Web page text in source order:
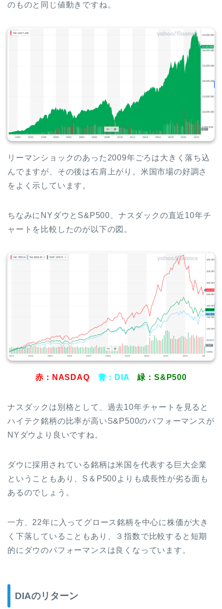
のものと同じ値動きですね。
リーマンショックのあった2009年ごろは大きく落ち込
んでますが、その後は右肩上がり。米国市場の好調さ
をよく示しています。
ちなみにNYダウとS&P500、ナスダックの直近10年チ
ャートを比較したのが以下の図。
赤：NASDAQ 青：DIA 緑：S&P500
ナスダックは別格として、過去10年チャートを見ると
ハイテク銘柄の比率が高いS&P500のパフォーマンスが
NYダウより良いですね。
ダウに採用されている銘柄は米国を代表する巨大企業
ということもあり、S＆P500よりも成長性が劣る面も
あるのでしょう。
一方、22年に入ってグロース銘柄を中心に株価が大き
く下落していることもあり、３指数で比較すると短期
的にダウのパフォーマンスは良くなっています。
DIAのリターン